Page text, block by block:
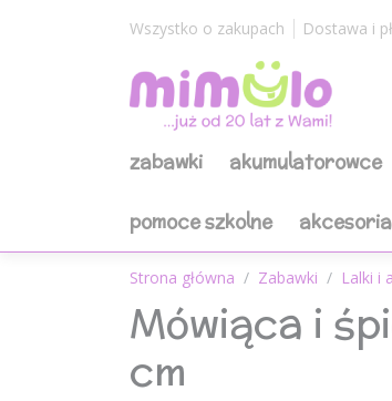
Wszystko o zakupach Dostawa i
zabawki akumulatorowce
pomoce szkolne
Strona główna Zabawki Lalki i
Mówiąca i
cm